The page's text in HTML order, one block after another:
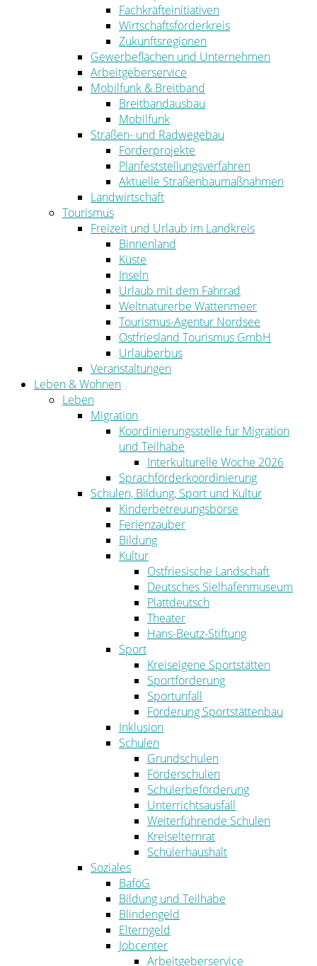
Fachkräfteinitiativen
Wirtschaftsförderkreis
Zukunftsregionen
Gewerbeflächen und Unternehmen
Arbeitgeberservice
Mobilfunk & Breitband
Breitbandausbau
Mobilfunk
Straßen- und Radwegebau
Förderprojekte
Planfeststellungsverfahren
Aktuelle Straßenbaumaßnahmen
Landwirtschaft
Tourismus
Freizeit und Urlaub im Landkreis
Binnenland
Küste
Inseln
Urlaub mit dem Fahrrad
Weltnaturerbe Wattenmeer
Tourismus-Agentur Nordsee
Ostfriesland Tourismus GmbH
Urlauberbus
Veranstaltungen
Leben & Wohnen
Leben
Migration
Koordinierungsstelle für Migration
und Teilhabe
Interkulturelle Woche 2026
Sprachförderkoordinierung
Schulen, Bildung, Sport und Kultur
Kinderbetreuungsbörse
Ferienzauber
Bildung
Kultur
Ostfriesische Landschaft
Deutsches Sielhafenmuseum
Plattdeutsch
Theater
Hans-Beutz-Stiftung
Sport
Kreiseigene Sportstätten
Sportförderung
Sportunfall
Förderung Sportstättenbau
Inklusion
Schulen
Grundschulen
Förderschulen
Schülerbeförderung
Unterrichtsausfall
Weiterführende Schulen
Kreiselternrat
Schülerhaushalt
Soziales
BaföG
Bildung und Teilhabe
Blindengeld
Elterngeld
Jobcenter
Arbeitgeberservice